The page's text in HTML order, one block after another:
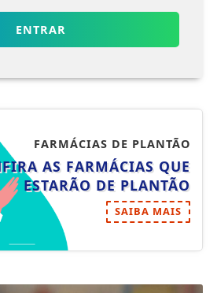
ENTRAR
FARMÁCIAS DE PLANTÃO
AS FARMÁCIAS QUE
ESTARÃO DE PLANTÃO
SAIBA MAIS